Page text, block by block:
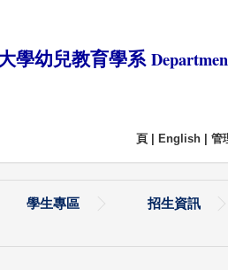
學幼兒教育學系
頁| English| 管
學生專區 招生資訊